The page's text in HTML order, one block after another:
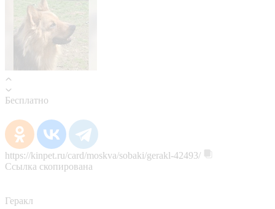
Бесплатно
https://kinpet.ru/card/moskva/sobaki/gerakl-42493/
Ссылка скопирована
Геракл